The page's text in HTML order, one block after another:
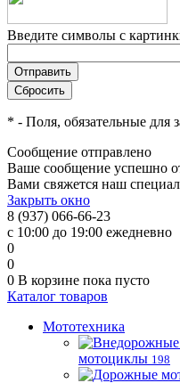
Введите символы с
* - Поля, обязательные для
Сообщение отправлено
Ваше сообщение успешно
Вами свяжется наш
Закрыть окно
8 (937) 066-66-23
с 10:00 до 19:00 ежедневно
0
0
0 В корзине пока пусто
Каталог товаров
Мототехника
мотоциклы 198